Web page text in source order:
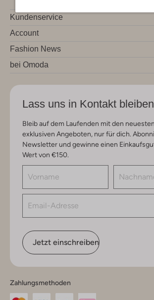
Kundenservice
Account
Fashion News
bei Omoda
Lass uns in Kontakt bleiben
Bleib auf dem Laufenden mit den
exklusiven Angeboten, nur für dich.
Newsletter und gewinne einen
Wert von €150.
Jetzt einschreiben
Zahlungsmethoden